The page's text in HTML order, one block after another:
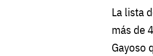
La lista
más de
Gayoso